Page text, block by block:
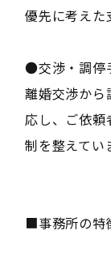
優先に考えた
●交渉・調停
離婚交渉から
応し、ご依頼
制を整えてい
■事務所の特